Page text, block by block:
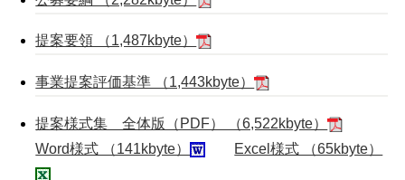
提案要領 （1,487kbyte）
事業提案評価基準 （1,443kbyte）
提案様式集 全体版（PDF） （6,522kbyte）
Word様式 （141kbyte）
Excel様式 （65kbyte）